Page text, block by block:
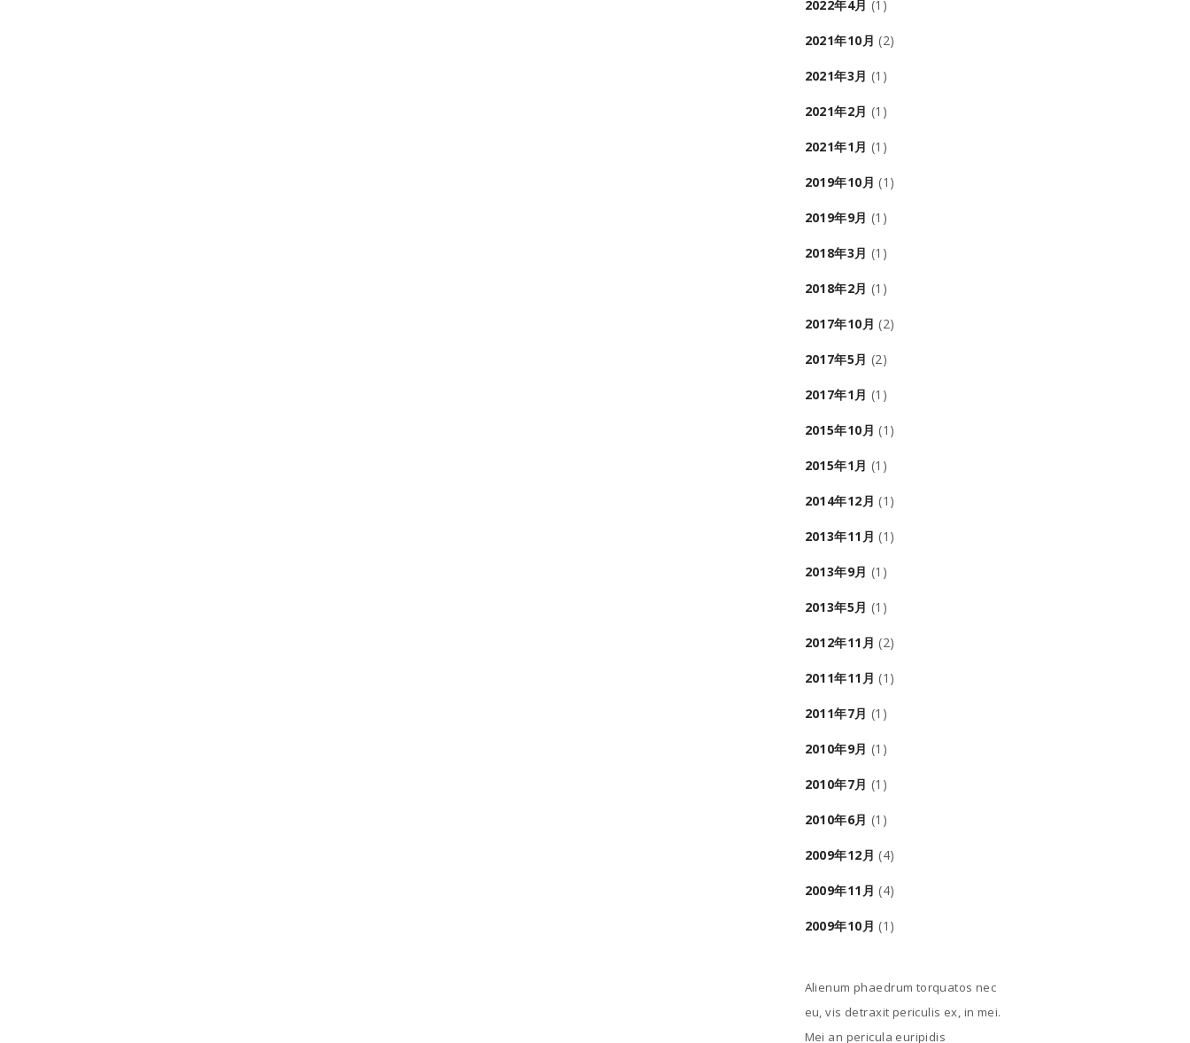
2022年4月 (1)
2021年10月 (2)
2021年3月 (1)
2021年2月 (1)
2021年1月 (1)
2019年10月 (1)
2019年9月 (1)
2018年3月 (1)
2018年2月 (1)
2017年10月 (2)
2017年5月 (2)
2017年1月 (1)
2015年10月 (1)
2015年1月 (1)
2014年12月 (1)
2013年11月 (1)
2013年9月 (1)
2013年5月 (1)
2012年11月 (2)
2011年11月 (1)
2011年7月 (1)
2010年9月 (1)
2010年7月 (1)
2010年6月 (1)
2009年12月 (4)
2009年11月 (4)
2009年10月 (1)
Alienum phaedrum torquatos nec
eu, vis detraxit periculis ex, in mei.
Mei an pericula euripidis